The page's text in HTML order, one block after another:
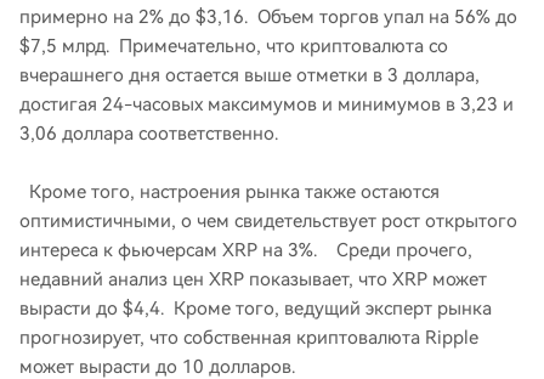
примерно на 2% до $3,16. Объем торгов упал на 56% до
$7,5 млрд. Примечательно, что криптовалюта со
вчерашнего дня остается выше отметки в 3 доллара,
достигая 24-часовых максимумов и минимумов в 3,23 и
3,06 доллара соответственно.
Кроме того, настроения рынка также остаются
оптимистичными, о чем свидетельствует рост открытого
интереса к фьючерсам XRP на 3%. Среди прочего,
недавний анализ цен XRP показывает, что XRP может
вырасти до $4,4. Кроме того, ведущий эксперт рынка
прогнозирует, что собственная криптовалюта Ripple
может вырасти до 10 долларов.